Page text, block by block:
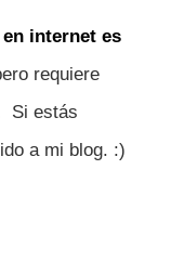
internet es
requiere
Si estás
a mi blog. :)